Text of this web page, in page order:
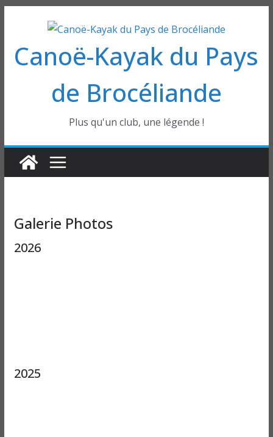
contenu
Canoë-Kayak du Pays
de Brocéliande
Plus qu'un club, une légende !
Galerie Photos
2026
2025